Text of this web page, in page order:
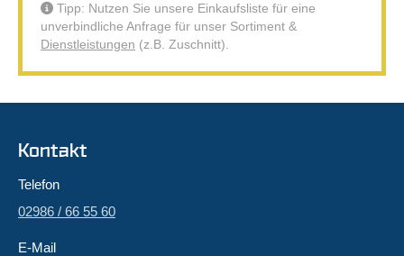
Tipp: Nutzen Sie unsere Einkaufsliste für eine
unverbindliche Anfrage für unser Sortiment &
Dienstleistungen (z.B. Zuschnitt).
Kontakt
Telefon
02986 / 66 55 60
E-Mail